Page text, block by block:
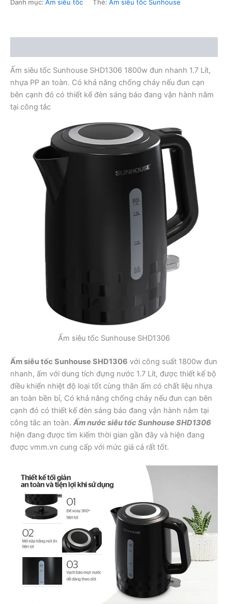
Danh mục: Ấm siêu tốc Thẻ: Ấm siêu tốc Sunhouse
Ấm siêu tốc Sunhouse SHD1306 1800w đun nhanh 1.7 Lít,
nhựa PP an toàn. Có khả năng chống cháy nếu đun cạn
bên cạnh đó có thiết kế đèn sáng báo đang vận hành nằm
tại công tắc
Ấm siêu tốc Sunhouse SHD1306
Ấm siêu tốc Sunhouse SHD1306 với công suất 1800w đun
nhanh, ấm với dung tích đựng nước 1.7 Lít, được thiết kế bộ
điều khiển nhiệt độ loại tốt cùng thân ấm có chất liệu nhựa
an toàn bền bỉ, Có khả năng chống cháy nếu đun cạn bên
cạnh đó có thiết kế đèn sáng báo đang vận hành nằm tại
công tắc an toàn. Ấm nước siêu tốc Sunhouse SHD1306
hiện đang được tìm kiếm thời gian gần đây và hiện đang
được vmm.vn cung cấp với mức giá cả rất tốt.